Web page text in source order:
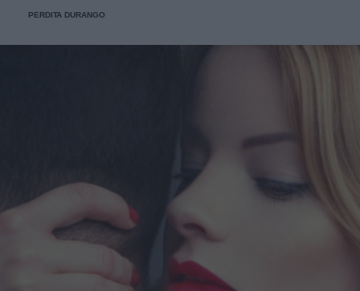
PERDITA DURANGO